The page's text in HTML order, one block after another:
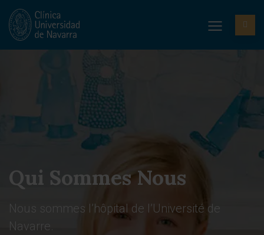
Qui Sommes Nous
Nous sommes l’hôpital de l’Université de
Navarre.